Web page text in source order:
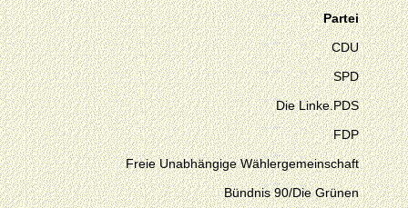
Partei
CDU
SPD
Die Linke.PDS
FDP
Freie Unabhängige Wählergemeinschaft
Bündnis 90/Die Grünen